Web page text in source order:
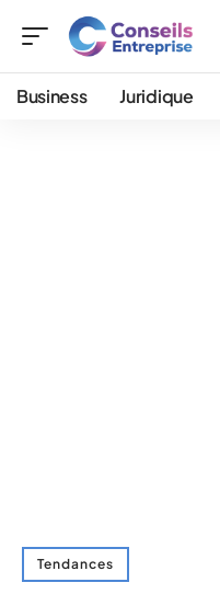
Business Juridique
Tendances